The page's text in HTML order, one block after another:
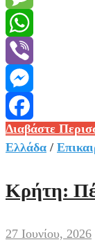
τη
γέννα
στη
Λιβαδειά
Message
WhatsApp
Viber
Messenger
Facebook
Φωτιά
τώρα,
Σπαθάρι
Εύβοιας
μάχη
Διαβάστε
Ελλάδα /
Κρήτη:
27 Ιουνίου, 2026